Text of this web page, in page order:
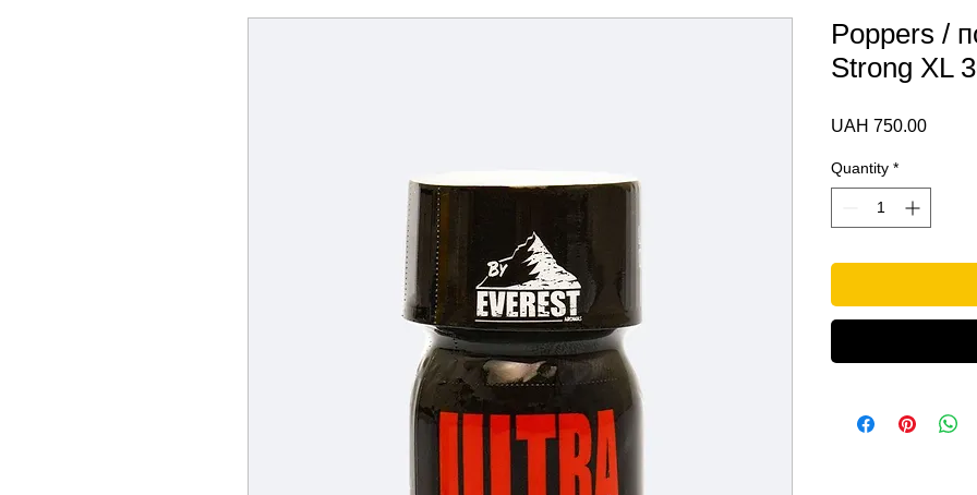
Poppers /
Strong XL
UAH 750.00Price
Quantity *